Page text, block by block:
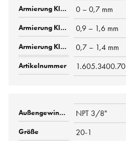
0 – 0,7 mm
0,9 – 1,6 mm
0,7 – 1,4 mm
1.605.3400.70
NPT 3/8"
20-1